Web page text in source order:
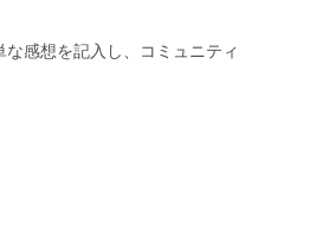
感想を記入し、コミュニティ